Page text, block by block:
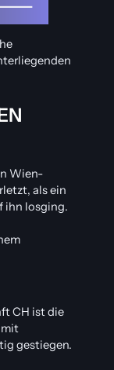
Wien-
als ein
ihn losging.
CH ist die
mit
gestiegen.